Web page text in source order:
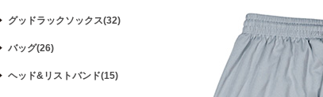
グッドラックソックス(32)
バッグ(26)
ヘッド&リストバンド(15)